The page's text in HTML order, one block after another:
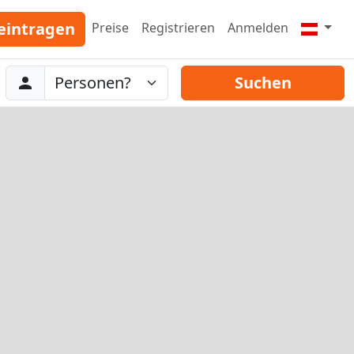
Preise Registrieren Anmelden
Abreise
Personen Suchen